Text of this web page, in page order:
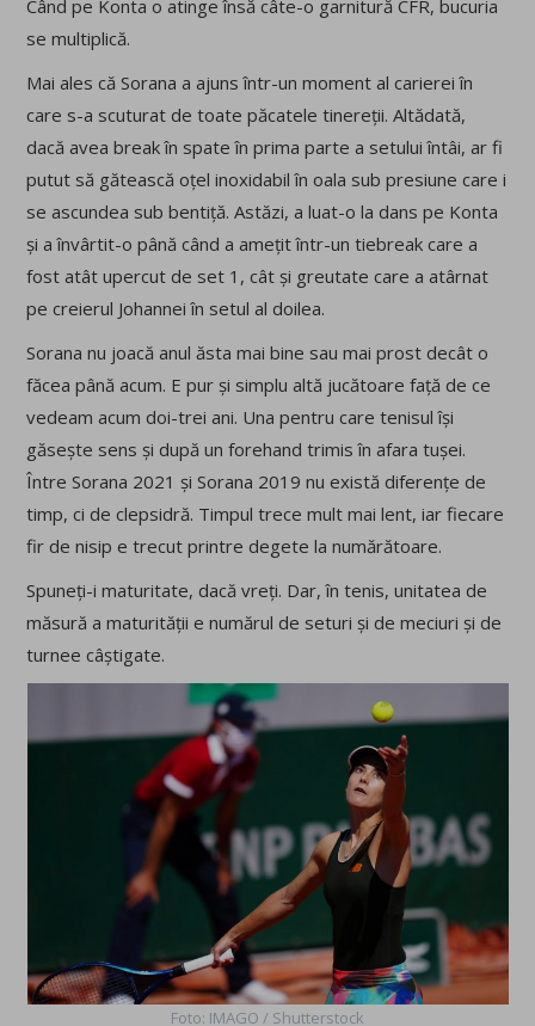
Când pe Konta o atinge însă câte-o garnitură CFR, bucuria
se multiplică.
Mai ales că Sorana a ajuns într-un moment al carierei în
care s-a scuturat de toate păcatele tinereții. Altădată,
dacă avea break în spate în prima parte a setului întâi, ar fi
putut să gătească oțel inoxidabil în oala sub presiune care i
se ascundea sub bentiță. Astăzi, a luat-o la dans pe Konta
și a învârtit-o până când a amețit într-un tiebreak care a
fost atât upercut de set 1, cât și greutate care a atârnat
pe creierul Johannei în setul al doilea.
Sorana nu joacă anul ăsta mai bine sau mai prost decât o
făcea până acum. E pur și simplu altă jucătoare față de ce
vedeam acum doi-trei ani. Una pentru care tenisul își
găsește sens și după un forehand trimis în afara tușei.
Între Sorana 2021 și Sorana 2019 nu există diferențe de
timp, ci de clepsidră. Timpul trece mult mai lent, iar fiecare
fir de nisip e trecut printre degete la numărătoare.
Spuneți-i maturitate, dacă vreți. Dar, în tenis, unitatea de
măsură a maturității e numărul de seturi și de meciuri și de
turnee câștigate.
Foto: IMAGO / Shutterstock